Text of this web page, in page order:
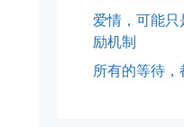
爱情，可能
励机制
所有的等待